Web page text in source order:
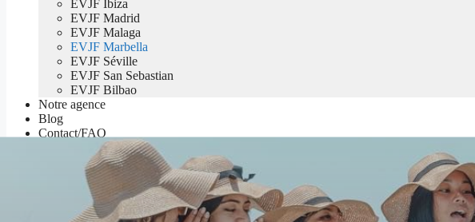
EVJF Ibiza
EVJF Madrid
EVJF Malaga
EVJF Marbella
EVJF Séville
EVJF San Sebastian
EVJF Bilbao
Notre agence
Blog
Contact/FAQ